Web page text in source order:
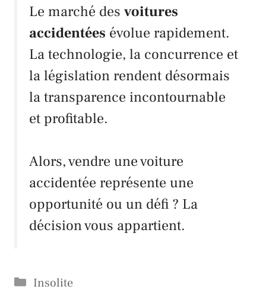
Le marché des voitures
accidentées évolue rapidement.
La technologie, la concurrence et
la législation rendent désormais
la transparence incontournable
et profitable.
Alors, vendre une voiture
accidentée représente une
opportunité ou un défi ? La
décision vous appartient.
Catégories
Insolite